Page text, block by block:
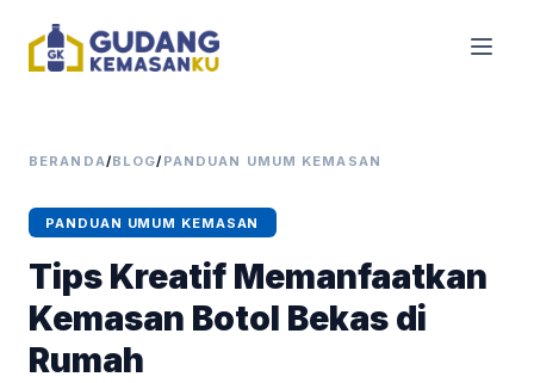
BERANDA/BLOG/ PANDUAN UMUM KEMASAN
PANDUAN UMUM KEMASAN
Tips Kreatif Memanfaatkan
Kemasan Botol Bekas di
Rumah